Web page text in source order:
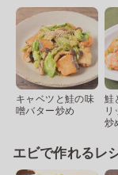
キャベツと鮭の味
噌バター炒め
鮭
炒
エビで作れるレ